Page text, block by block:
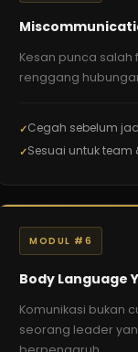
Kesan punca
renggang
Cegah sebelum
Sesuai untuk
MODUL #6
Body Language
Komunikasi bukan
seorang leader